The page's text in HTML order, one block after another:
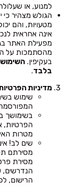
למנוע, או
הגולש מצהיר כי
מטעויות, והם
אינה אחראית
מפעילת האתר
מהסתמכות על
בעקיפין.
בלבד.
מדיניות
שימוש
בשימושך
הפרטיות,
מטרות
שים לב!
מסירתם
מסירת
הנדרשים,
הרישום,